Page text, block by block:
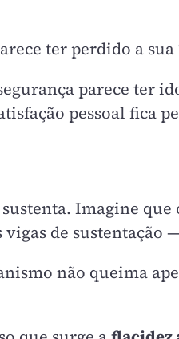
ter perdido a sua
parece ter
pessoal fica
Imagine que
de sustentação
não queima